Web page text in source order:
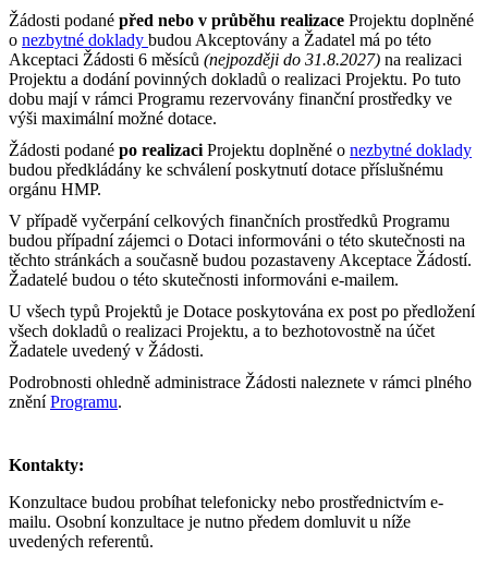
Žádosti podané před nebo v průběhu realizace Projektu doplněné
o nezbytné doklady budou Akceptovány a Žadatel má po této
Akceptaci Žádosti 6 měsíců (nejpozději do 31.8.2027) na realizaci
Projektu a dodání povinných dokladů o realizaci Projektu. Po tuto
dobu mají v rámci Programu rezervovány finanční prostředky ve
výši maximální možné dotace.
Žádosti podané po realizaci Projektu doplněné o nezbytné doklady
budou předkládány ke schválení poskytnutí dotace příslušnému
orgánu HMP.
V případě vyčerpání celkových finančních prostředků Programu
budou případní zájemci o Dotaci informováni o této skutečnosti na
těchto stránkách a současně budou pozastaveny Akceptace Žádostí.
Žadatelé budou o této skutečnosti informováni e-mailem.
U všech typů Projektů je Dotace poskytována ex post po předložení
všech dokladů o realizaci Projektu, a to bezhotovostně na účet
Žadatele uvedený v Žádosti.
Podrobnosti ohledně administrace Žádosti naleznete v rámci plného
zněníProgramu.
Kontakty:
Konzultace budou probíhat telefonicky nebo prostřednictvím e-
mailu. Osobní konzultace je nutno předem domluvit u níže
uvedených referentů.